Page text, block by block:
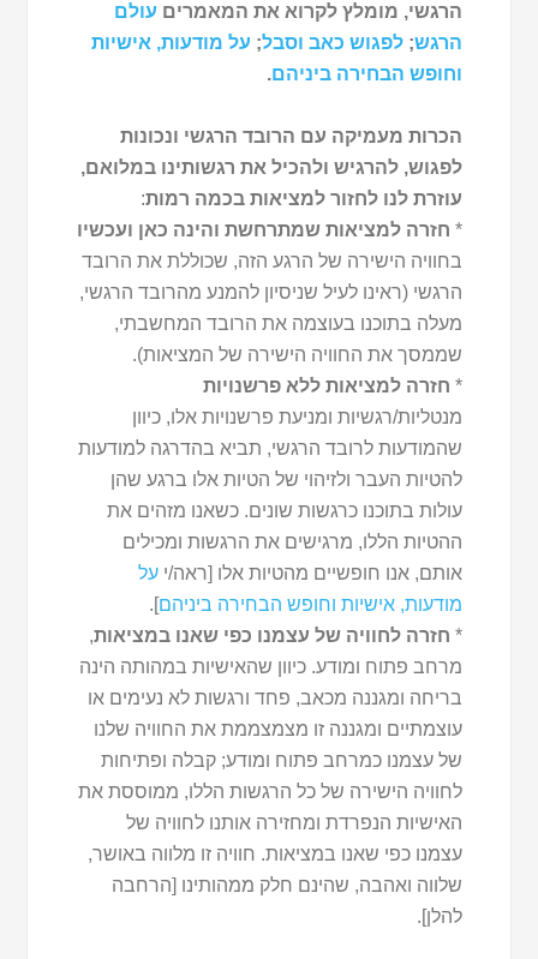
הרגשי, מומלץ לקרוא את המאמרים עולם
הרגש;לפגוש כאב וסבל; על מודעות, אישיות
וחופש הבחירה ביניהם.
הכרות מעמיקה עם הרובד הרגשי ונכונות
לפגוש, להרגיש ולהכיל את רגשותינו במלואם,
עוזרת לנו לחזור למציאות בכמה רמות:
* חזרה למציאות שמתרחשת והינה כאן ועכשיו
בחוויה הישירה של הרגע הזה, שכוללת את הרובד
הרגשי (ראינו לעיל שניסיון להמנע מהרובד הרגשי,
מעלה בתוכנו בעוצמה את הרובד המחשבתי,
שממסך את החוויה הישירה של המציאות).
* חזרה למציאות ללא פרשנויות
מנטליות/רגשיות ומניעת פרשנויות אלו, כיוון
שהמודעות לרובד הרגשי, תביא בהדרגה למודעות
להטיות העבר ולזיהוי של הטיות אלו ברגע שהן
עולות בתוכנו כרגשות שונים. כשאנו מזהים את
ההטיות הללו, מרגישים את הרגשות ומכילים
אותם, אנו חופשיים מהטיות אלו [ראה/יעל
מודעות, אישיות וחופש הבחירה ביניהם].
* חזרה לחוויה של עצמנו כפי שאנו במציאות,
מרחב פתוח ומודע. כיוון שהאישיות במהותה הינה
בריחה ומגננה מכאב, פחד ורגשות לא נעימים או
עוצמתיים ומגננה זו מצמצממת את החוויה שלנו
של עצמנו כמרחב פתוח ומודע; קבלה ופתיחות
לחוויה הישירה של כל הרגשות הללו, ממוססת את
האישיות הנפרדת ומחזירה אותנו לחוויה של
עצמנו כפי שאנו במציאות. חוויה זו מלווה באושר,
שלווה ואהבה, שהינם חלק ממהותינו [הרחבה
להלן].